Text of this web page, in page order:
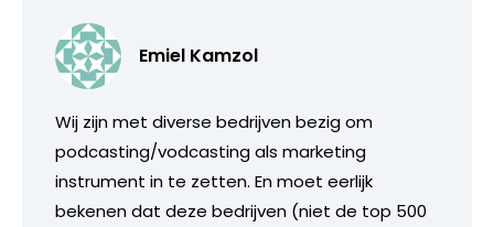
Emiel Kamzol
Wij zijn met diverse bedrijven bezig om
podcasting/vodcasting als marketing
instrument in te zetten. En moet eerlijk
bekenen dat deze bedrijven (niet de top 500